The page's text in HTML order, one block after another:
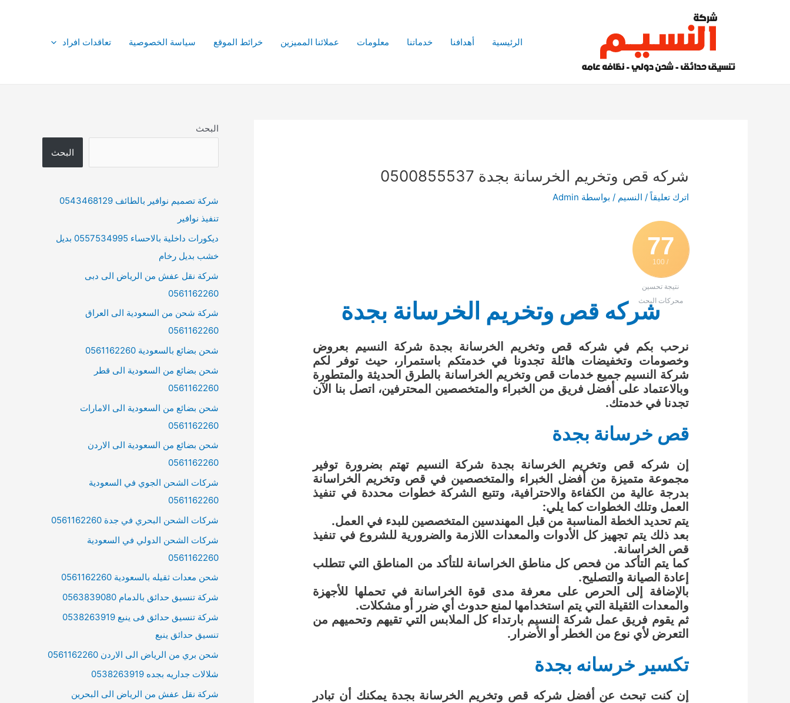
الرئيسية أهدافنا خدماتنا معلومات عملائنا المميزين خرائط الموقع سياسة الخصوصية تعاقدات افراد
شركه قص وتخريم الخرسانة بجدة 0500855537
اترك تعليقاً / النسيم / بواسطة Admin
77
/ 100
نتيجة تحسين
محركات البحثشركه قص وتخريم الخرسانة بجدة
نرحب بكم في شركه قص وتخريم الخرسانة بجدة شركة النسيم بعروض
وخصومات وتخفيضات هائلة تجدونا في خدمتكم باستمرار، حيث توفر لكم
شركة النسيم جميع خدمات قص وتخريم الخراسانة بالطرق الحديثة والمتطورة
وبالاعتماد على أفضل فريق من الخبراء والمتخصصين المحترفين، اتصل بنا الآن
تجدنا في خدمتك.
قص خرسانة بجدة
إن شركه قص وتخريم الخرسانة بجدة شركة النسيم تهتم بضرورة توفير
مجموعة متميزة من أفضل الخبراء والمتخصصين في قص وتخريم الخراسانة
بدرجة عالية من الكفاءة والاحترافية، وتتبع الشركة خطوات محددة في تنفيذ
العمل وتلك الخطوات كما يلي:
يتم تحديد الخطة المناسبة من قبل المهندسين المتخصصين للبدء في العمل.
بعد ذلك يتم تجهيز كل الأدوات والمعدات اللازمة والضرورية للشروع في تنفيذ
قص الخراسانة.
كما يتم التأكد من فحص كل مناطق الخراسانة للتأكد من المناطق التي تتطلب
إعادة الصيانة والتصليح.
بالإضافة إلى الحرص على معرفة مدى قوة الخراسانة في تحملها للأجهزة
والمعدات الثقيلة التي يتم استخدامها لمنع حدوث أي ضرر أو مشكلات.
ثم يقوم فريق عمل شركة النسيم بارتداء كل الملابس التي تقيهم وتحميهم من
التعرض لأي نوع من الخطر أو الأضرار.
تكسير خرسانه بجدة
إن كنت تبحث عن أفضل شركه قص وتخريم الخرسانة بجدة يمكنك أن تبادر
البحث
البحث
شركة تصميم نوافير بالطائف 0543468129
تنفيذ نوافير
ديكورات داخلية بالاحساء 0557534995 بديل
خشب بديل رخام
شركة نقل عفش من الرياض الى دبى
0561162260
شركة شحن من السعودية الى العراق
0561162260
شحن بضائع بالسعودية 0561162260
شحن بضائع من السعودية الى قطر
0561162260
شحن بضائع من السعودية الى الامارات
0561162260
شحن بضائع من السعودية الى الاردن
0561162260
شركات الشحن الجوي في السعودية
0561162260
شركات الشحن البحري في جدة 0561162260
شركات الشحن الدولي في السعودية
0561162260
شحن معدات ثقيله بالسعودية 0561162260
شركة تنسيق حدائق بالدمام 0563839080
شركة تنسيق حدائق فى ينبع 0538263919
تنسيق حدائق ينبع
شحن بري من الرياض الى الاردن 0561162260
شلالات جداريه بجده 0538263919
شركة نقل عفش من الرياض الى البحرين